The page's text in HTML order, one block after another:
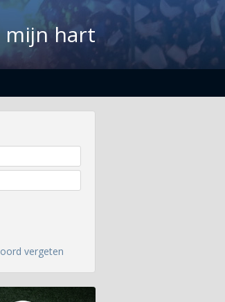
mijn hart
vergeten